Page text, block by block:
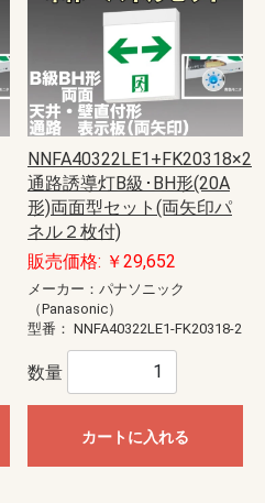
NNFA40322LE1+FK20318×2
通路誘導灯B級･BH形(20A
形)両面型セット(両矢印パ
ネル２枚付)
販売価格: ￥29,652
メーカー：パナソニック
（Panasonic）
型番： NNFA40322LE1-FK20318-2
数量
カートに入れる